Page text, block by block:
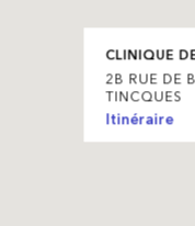
CLINIQUE
2B RUE DE
TINCQUES
Itinéraire